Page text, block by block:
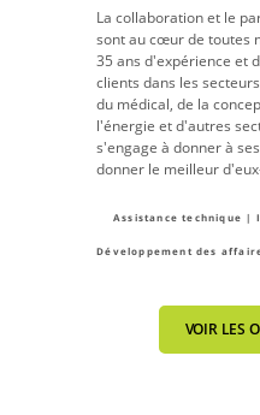
La collaboration et le
sont au cœur de toutes
35 ans d'expérience et
clients dans les
du médical, de la
l'énergie et d'autres
s'engage à donner à
donner le meilleur
Assistance technique |
Développement des
VOIR LES